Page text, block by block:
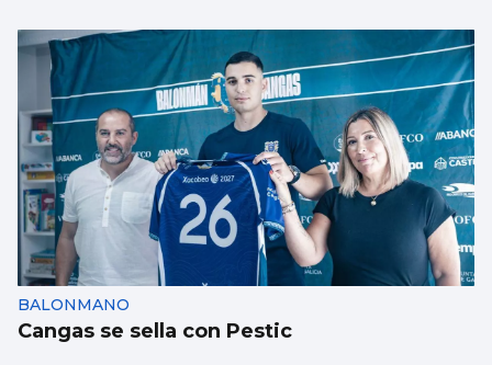
BALONMANO
Cangas se sella con Pestic